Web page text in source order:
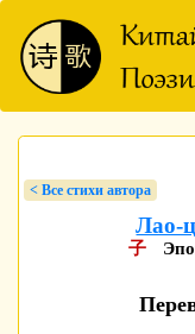
< Bсе стихи автора
Лао-
子